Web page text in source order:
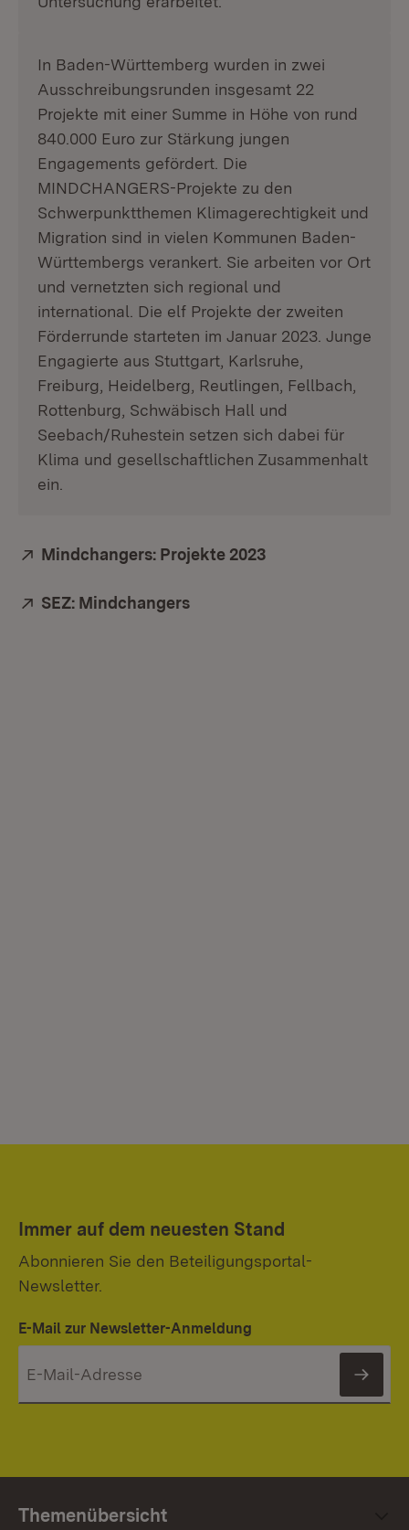
In Baden-Württemberg wurden in zwei
Ausschreibungsrunden insgesamt 22
Projekte mit einer Summe in Höhe von rund
840.000 Euro zur Stärkung jungen
Engagements gefördert. Die
MINDCHANGERS-Projekte zu den
Schwerpunktthemen Klimagerechtigkeit und
Migration sind in vielen Kommunen Baden-
Württembergs verankert. Sie arbeiten vor Ort
und vernetzten sich regional und
international. Die elf Projekte der zweiten
Förderrunde starteten im Januar 2023. Junge
Engagierte aus Stuttgart, Karlsruhe,
Freiburg, Heidelberg, Reutlingen, Fellbach,
Rottenburg, Schwäbisch Hall und
Seebach/Ruhestein setzen sich dabei für
Klima und gesellschaftlichen Zusammenhalt
ein.
Extern:
Mindchangers: Projekte 2023
Extern:
SEZ: Mindchangers
Immer auf dem neuesten Stand
Abonnieren Sie den Beteiligungsportal-
Newsletter.
E-Mail zur Newsletter-Anmeldung
Themenübersicht